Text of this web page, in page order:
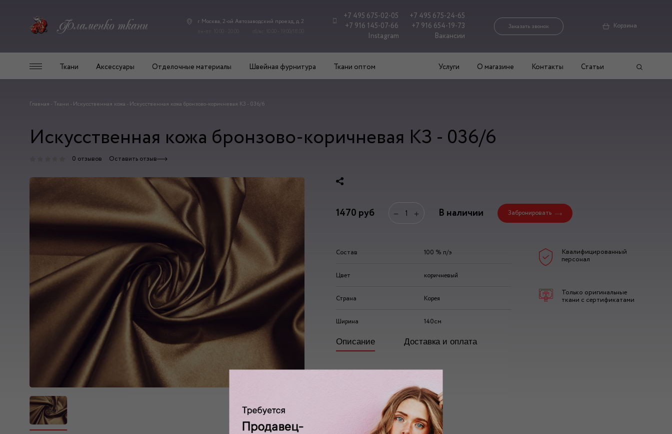
г. Москва, 2-ой Автозаводский проезд, д. 2
+7 495 675-02-05
+7 495 675-24-65
+7 916 145-07-66
+7 916 654-19-73
Instagram
Вакансии
Заказать звонок Корзина
Ткани Аксессуары Отделочные материалы Швейная фурнитура Ткани оптом Услуги О магазине Контакты Статьи
Главная - Ткани - Искусственная кожа - Искусственная кожа бронзово-коричневая КЗ - 036/6
Искусственная кожа бронзово-коричневая КЗ - 036/6
0 отзывов Оставить отзыв
1470 руб − + В наличии Забронировать
Состав 100 % п/э
Цвет коричневый
Страна Корея
Ширина 140см
Квалифицированный
персонал
Только оригинальные
ткани с сертификатами
Описание Доставка и оплата